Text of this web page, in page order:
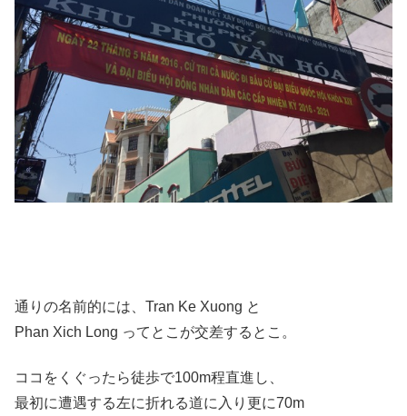
通りの名前的には、Tran Ke Xuong と
Phan Xich Long ってとこが交差するとこ。
ココをくぐったら徒歩で100m程直進し、
最初に遭遇する左に折れる道に入り更に70m